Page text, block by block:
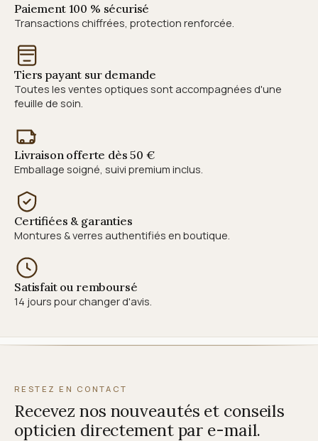
Paiement 100 % sécurisé
Transactions chiffrées, protection renforcée.
Tiers payant sur demande
Toutes les ventes optiques sont accompagnées d'une
feuille de soin.
Livraison offerte dès 50 €
Emballage soigné, suivi premium inclus.
Certifiées & garanties
Montures & verres authentifiés en boutique.
Satisfait ou remboursé
14 jours pour changer d'avis.
RESTEZ EN CONTACT
Recevez nos nouveautés et conseils
opticien directement par e-mail.